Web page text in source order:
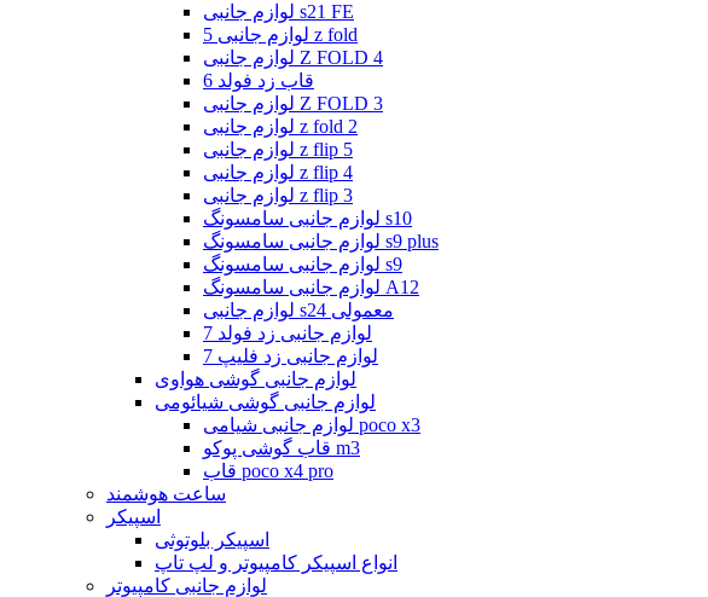
لوازم جانبی s21 FE
لوازم جانبی 5 z fold
لوازم جانبی Z FOLD 4
قاب زد فولد 6
لوازم جانبی Z FOLD 3
لوازم جانبی z fold 2
لوازم جانبی z flip 5
لوازم جانبی z flip 4
لوازم جانبی z flip 3
لوازم جانبی سامسونگ s10
لوازم جانبی سامسونگ s9 plus
لوازم جانبی سامسونگ s9
لوازم جانبی سامسونگ A12
لوازم جانبی s24 معمولی
لوازم جانبی زد فولد 7
لوازم جانبی زد فلیپ 7
لوازم جانبی گوشی هواوی
لوازم جانبی گوشی شیائومی
لوازم جانبی شیامی poco x3
قاب گوشی پوکو m3
قاب poco x4 pro
ساعت هوشمند
اسپیکر
اسپیکر بلوتوثی
انواع اسپیکر کامپیوتر و لپ تاپ
لوازم جانبی کامپیوتر